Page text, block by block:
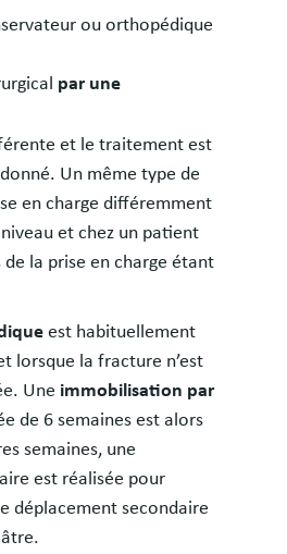
ou orthopédique
par une
et le traitement est
Un même type de
en charge différemment
et chez un patient
la prise en charge étant
est habituellement
lorsque la fracture n’est
Une immobilisation par
de 6 semaines est alors
semaines, une
est réalisée pour
déplacement secondaire